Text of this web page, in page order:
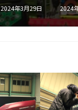
2024年3月29日 最
終
更
新
日
2024